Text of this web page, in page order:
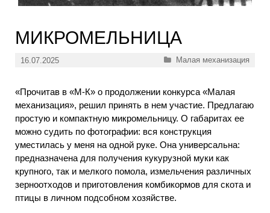
МИКРОМЕЛЬНИЦА
16.07.2025 Рубрики
Малая механизация
«Прочитав в «М-К» о продолжении конкурса «Малая
механизация», решил принять в нем участие. Предлагаю
простую и компактную микромельницу. О габаритах ее
можно судить по фотографии: вся конструкция
уместилась у меня на одной руке. Она универсальна:
предназначена для получения кукурузной муки как
крупного, так и мелкого помола, измельчения различных
зерноотходов и приготовления комбикормов для скота и
птицы в личном подсобном хозяйстве.